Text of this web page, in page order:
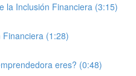
la Inclusión Financiera (3:15)
(1:28)
eres? (0:48)